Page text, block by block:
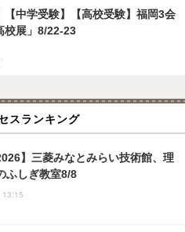
【中学受験】【高校受験】福岡3会
校展」8/22-23
スランキング
】三菱みなとみらい技術館、理
ふしぎ教室8/8
13:15